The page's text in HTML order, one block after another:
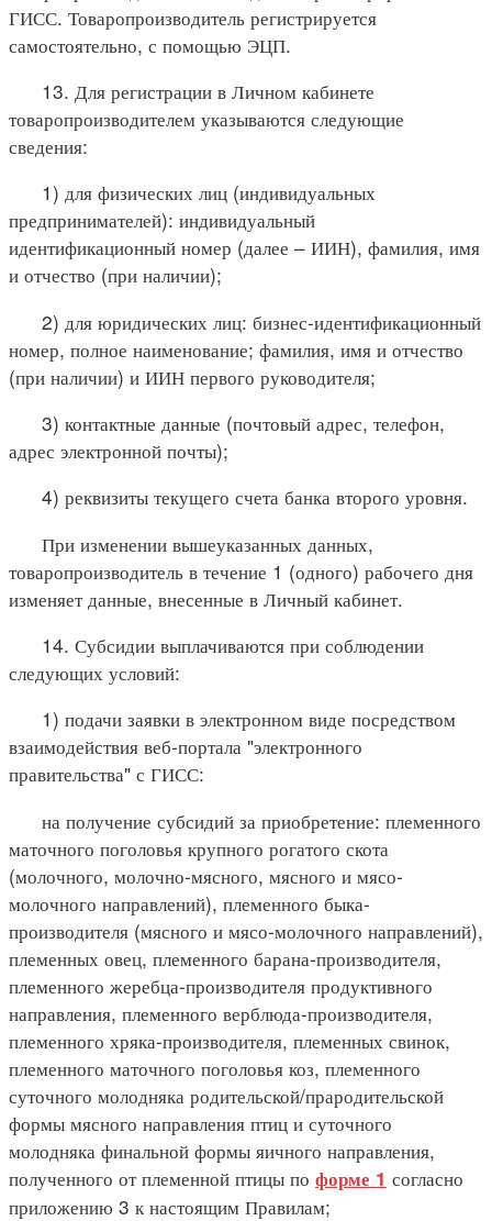
ГИСС. Товаропроизводитель регистрируется
самостоятельно, с помощью ЭЦП.
13. Для регистрации в Личном кабинете
товаропроизводителем указываются следующие
сведения:
1) для физических лиц (индивидуальных
предпринимателей): индивидуальный
идентификационный номер (далее – ИИН), фамилия, имя
и отчество (при наличии);
2) для юридических лиц: бизнес-идентификационный
номер, полное наименование; фамилия, имя и отчество
(при наличии) и ИИН первого руководителя;
3) контактные данные (почтовый адрес, телефон,
адрес электронной почты);
4) реквизиты текущего счета банка второго уровня.
При изменении вышеуказанных данных,
товаропроизводитель в течение 1 (одного) рабочего дня
изменяет данные, внесенные в Личный кабинет.
14. Субсидии выплачиваются при соблюдении
следующих условий:
1) подачи заявки в электронном виде посредством
взаимодействия веб-портала "электронного
правительства" с ГИСС:
на получение субсидий за приобретение: племенного
маточного поголовья крупного рогатого скота
(молочного, молочно-мясного, мясного и мясо-
молочного направлений), племенного быка-
производителя (мясного и мясо-молочного направлений),
племенных овец, племенного барана-производителя,
племенного жеребца-производителя продуктивного
направления, племенного верблюда-производителя,
племенного хряка-производителя, племенных свинок,
племенного маточного поголовья коз, племенного
суточного молодняка родительской/прародительской
формы мясного направления птиц и суточного
молодняка финальной формы яичного направления,
полученного от племенной птицы по форме 1 согласно
приложению 3 к настоящим Правилам;